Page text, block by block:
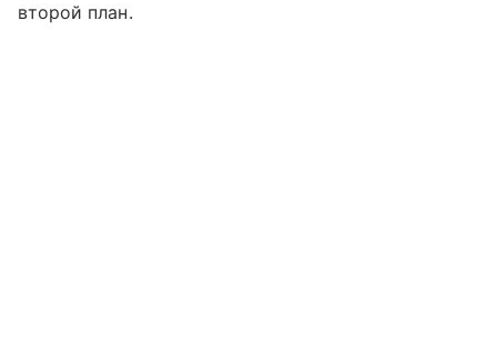
второй план.